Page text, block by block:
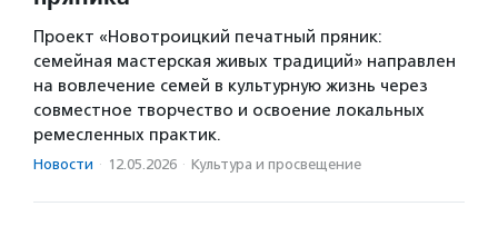
Проект «Новотроицкий печатный пряник:
семейная мастерская живых традиций» направлен
на вовлечение семей в культурную жизнь через
совместное творчество и освоение локальных
ремесленных практик.
Новости · 12.05.2026 · Культура и просвещение